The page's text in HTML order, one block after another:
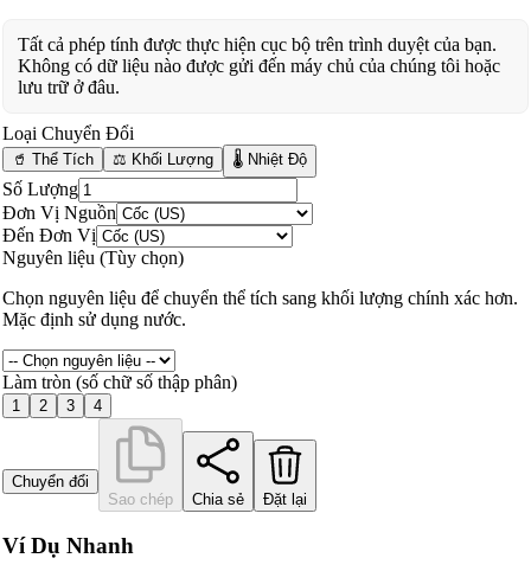
Tất cả phép tính được thực hiện cục bộ trên trình duyệt của bạn.
Không có dữ liệu nào được gửi đến máy chủ của chúng tôi hoặc
lưu trữ ở đâu.
Loại Chuyển Đổi
🥤 Thể Tích ⚖️ Khối Lượng 🌡️ Nhiệt Độ
Số Lượng
Đơn Vị Nguồn
Đến Đơn Vị
Nguyên liệu (Tùy chọn)
Chọn nguyên liệu để chuyển thể tích sang khối lượng chính xác hơn.
Mặc định sử dụng nước.
Làm tròn (số chữ số thập phân)
1 2 3 4
Chuyển đổi
Sao chép
Chia sẻ Đặt lại
Ví Dụ Nhanh